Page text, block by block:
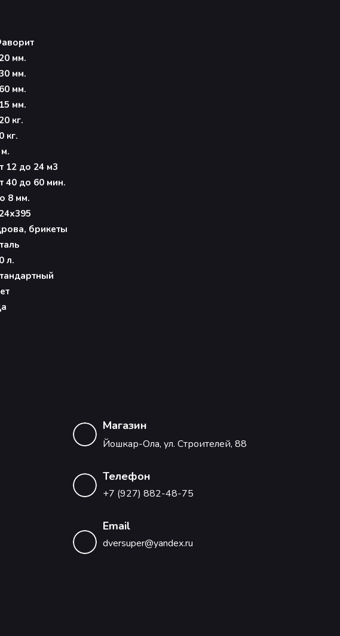
мм.
мм.
мм.
мм.
кг.
кг.
12 до 24 м3
40 до 60 мин.
8 мм.
брикеты
л.
Магазин
Йошкар-Ола, ул. Строителей, 88
Телефон
+7 (927) 882-48-75
Email
dversuper@yandex.ru